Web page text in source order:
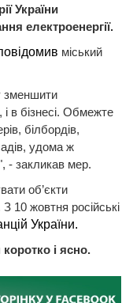
України
електроенергії.
міський
зменшити
і в бізнесі. Обмежте
білбордів,
удома ж
- закликав мер.
об’єкти
З 10 жовтня російські
України.
і ясно.